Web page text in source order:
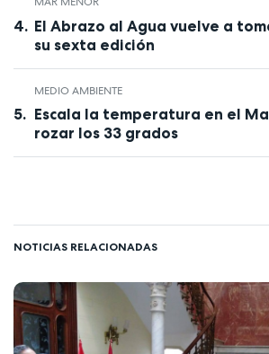
El Abrazo al Agua vuelve a
su sexta edición
MEDIO AMBIENTE
Escala la temperatura en el
rozar los 33 grados
NOTICIAS RELACIONADAS